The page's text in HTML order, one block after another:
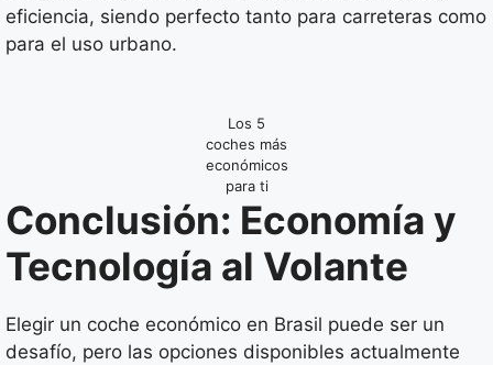
eficiencia, siendo perfecto tanto para carreteras como
para el uso urbano.
Los 5
coches más
económicos
para ti
Conclusión: Economía y
Tecnología al Volante
Elegir un coche económico en Brasil puede ser un
desafío, pero las opciones disponibles actualmente